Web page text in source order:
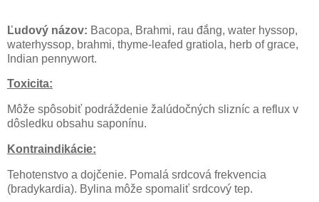
Ľudový názov: Bacopa, Brahmi, rau đắng, water hyssop,
waterhyssop, brahmi, thyme-leafed gratiola, herb of grace,
Indian pennywort.
Toxicita:
Môže spôsobiť podráždenie žalúdočných slizníc a reflux v
dôsledku obsahu saponínu.
Kontraindikácie:
Tehotenstvo a dojčenie. Pomalá srdcová frekvencia
(bradykardia). Bylina môže spomaliť srdcový tep.